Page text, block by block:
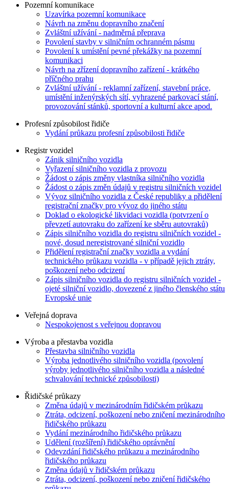
Pozemní komunikace
Uzavírka pozemní komunikace
Návrh na změnu dopravního značení
Zvláštní užívání - nadměrná přeprava
Povolení stavby v silničním ochranném pásmu
Povolení k umístění pevné překážky na pozemní
komunikaci
Návrh na zřízení dopravního zařízení - krátkého
příčného prahu
Zvláštní užívání - reklamní zařízení, stavební práce,
umístění inženýrských sítí, vyhrazené parkovací stání,
provozování stánků, sportovní a kulturní akce apod.
Profesní způsobilost řidiče
Vydání průkazu profesní způsobilosti řidiče
Registr vozidel
Zánik silničního vozidla
Vyřazení silničního vozidla z provozu
Žádost o zápis změny vlastníka silničního vozidla
Žádost o zápis změn údajů v registru silničních vozidel
Vývoz silničního vozidla z České republiky a přidělení
registrační značky pro vývoz do jiného státu
Doklad o ekologické likvidaci vozidla (potvrzení o
převzetí autovraku do zařízení ke sběru autovraků)
Zápis silničního vozidla do registru silničních vozidel -
nové, dosud neregistrované silniční vozidlo
Přidělení registrační značky vozidla a vydání
technického průkazu vozidla - v případě jejich ztráty,
poškození nebo odcizení
Zápis silničního vozidla do registru silničních vozidel -
ojeté silniční vozidlo, dovezené z jiného členského státu
Evropské unie
Veřejná doprava
Nespokojenost s veřejnou dopravou
Výroba a přestavba vozidla
Přestavba silničního vozidla
Výroba jednotlivého silničního vozidla (povolení
výroby jednotlivého silničního vozidla a následné
schvalování technické způsobilosti)
Řidičské průkazy
Změna údajů v mezinárodním řidičském průkazu
Ztráta, odcizení, poškození nebo zničení mezinárodního
řidičského průkazu
Vydání mezinárodního řidičského průkazu
Udělení (rozšíření) řidičského oprávnění
Odevzdání řidičského průkazu a mezinárodního
řidičského průkazu
Změna údajů v řidičském průkazu
Ztráta, odcizení, poškození nebo zničení řidičského